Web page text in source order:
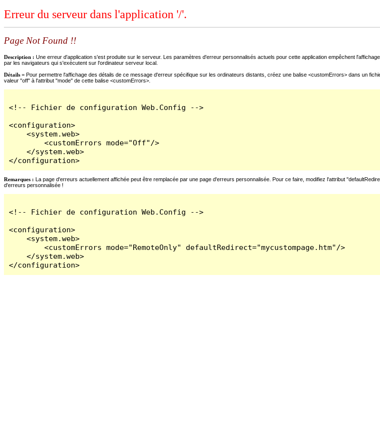
Erreur du serveur dans l'application '/'.
Page Not Found !!
Description : Une erreur d'application s'est produite sur le serveur. Les paramètres d'erreur personnalisés actuels pour cette application empêchent
par les navigateurs qui s'exécutent sur l'ordinateur serveur local.
Détails = Pour permettre l'affichage des détails de ce message d'erreur spécifique sur les ordinateurs distants, créez une balise <customErrors> dans un
valeur "off" à l'attribut "mode" de cette balise <customErrors>.
<!-- Fichier de configuration Web.Config -->
<configuration>
    <system.web>
        <customErrors mode="Off"/>
    </system.web>
</configuration>
Remarques : La page d'erreurs actuellement affichée peut être remplacée par une page d'erreurs personnalisée. Pour ce faire, modifiez l'attribut
d'erreurs personnalisée !
<!-- Fichier de configuration Web.Config -->
<configuration>
    <system.web>
        <customErrors mode="RemoteOnly" defaultRedirect="mycustompage.htm"/>
    </system.web>
</configuration>